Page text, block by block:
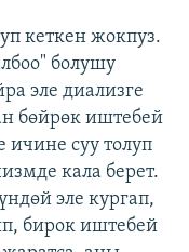
кеткен жокпуз.
болушу
эле диализге
бөйрөк иштебей
суу толуп
кала берет.
эле кургап,
бирок иштебей